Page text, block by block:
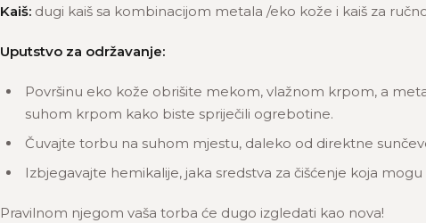
Kaiš: dugi kaiš sa kombinacijom metala /eko kože i kaiš za
Uputstvo za održavanje:
Površinu eko kože obrišite mekom, vlažnom krpom, a
suhom krpom kako biste spriječili ogrebotine.
Čuvajte torbu na suhom mjestu, daleko od direktne
Izbjegavajte hemikalije, jaka sredstva za čišćenje koja
Pravilnom njegom vaša torba će dugo izgledati kao nova!